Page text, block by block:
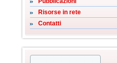
Risorse in rete
Contatti